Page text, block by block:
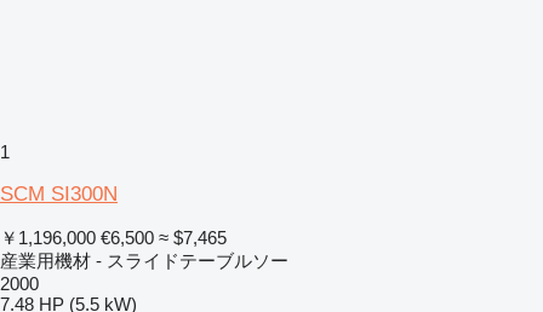
1
SCM SI300N
￥1,196,000 €6,500 ≈ $7,465
産業用機材 - スライドテーブルソー
2000
7.48 HP (5.5 kW)